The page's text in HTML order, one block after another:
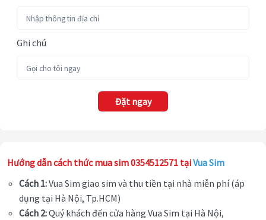
Ghi chú
Đặt ngay
Hướng dẫn cách thức mua sim 0354512571 tạiVua Sim
Cách 1:Vua Sim giao sim và thu tiền tại nhà miễn phí (áp
dụng tại Hà Nội, Tp.HCM)
Cách 2:Quý khách đến cửa hàng Vua Sim tại Hà Nội,